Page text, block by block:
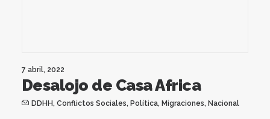
7 abril, 2022
Desalojo de Casa Africa
DDHH, Conflictos Sociales, Política, Migraciones, Nacional